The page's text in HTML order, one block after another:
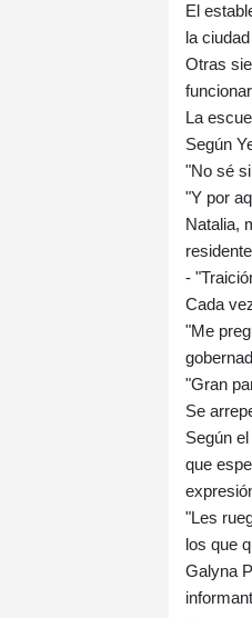
El
la
Otras
La
Según
"No sé
"Y por
Natalia,
-
Cada
"Me
"Gran
Se
Según
que
"Les
los que
Galyna